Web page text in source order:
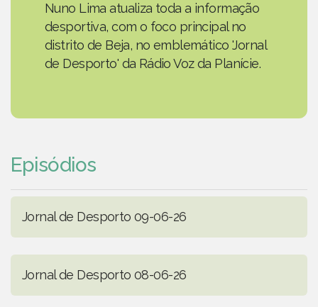
Nuno Lima atualiza toda a informação
desportiva, com o foco principal no
distrito de Beja, no emblemático 'Jornal
de Desporto' da Rádio Voz da Planície.
Episódios
Jornal de Desporto 09-06-26
Jornal de Desporto 08-06-26